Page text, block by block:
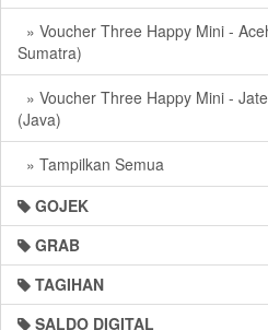
» Voucher Three Happy Mini -
Sumatra)
» Voucher Three Happy Mini -
(Java)
» Tampilkan Semua
GOJEK
GRAB
TAGIHAN
SALDO DIGITAL